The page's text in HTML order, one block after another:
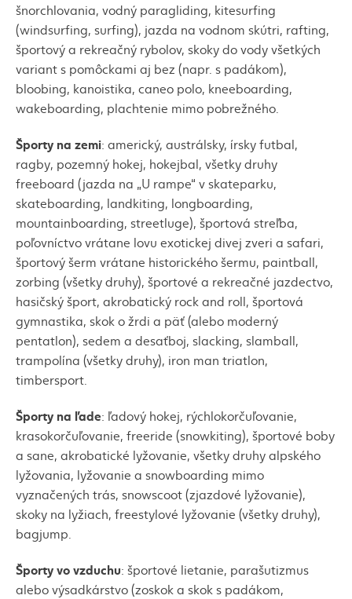
šnorchlovania, vodný paragliding, kitesurfing
(windsurfing, surfing), jazda na vodnom skútri, rafting,
športový a rekreačný rybolov, skoky do vody všetkých
variant s pomôckami aj bez (napr. s padákom),
bloobing, kanoistika, caneo polo, kneeboarding,
wakeboarding, plachtenie mimo pobrežného.
Športy na zemi: americký, austrálsky, írsky futbal,
ragby, pozemný hokej, hokejbal, všetky druhy
freeboard (jazda na „U rampe“ vskateparku,
skateboarding, landkiting, longboarding,
mountainboarding, streetluge), športová streľba,
poľovníctvo vrátane lovu exotickej divej zveri a safari,
športový šerm vrátane historického šermu, paintball,
zorbing (všetky druhy), športové a rekreačné jazdectvo,
hasičský šport, akrobatický rock and roll, športová
gymnastika, skok o žrdi a päť (alebo moderný
pentatlon), sedem a desaťboj, slacking, slamball,
trampolína (všetky druhy), iron man triatlon,
timbersport
Športy na ľade: ľadový hokej, rýchlokorčuľovanie,
krasokorčuľovanie, freeride (snowkiting), športové boby
a sane, akrobatické lyžovanie, všetky druhy alpského
lyžovania, lyžovanie a snowboarding mimo
vyznačených trás, snowscoot(zjazdové lyžovanie),
skoky na lyžiach, freestylové lyžovanie (všetky druhy),
bagjump
Športy vo vzduchu: športové lietanie, parašutizmus
alebo výsadkárstvo (zoskok a skok s padákom,